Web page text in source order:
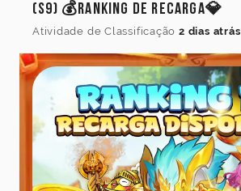
(S9) 💰Ranking de Recarga💎
Atividade de Classificação 2 dias atrás